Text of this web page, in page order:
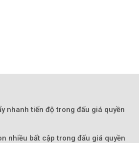
nhanh tiến độ trong đấu giá quyền
nhiều bất cập trong đấu giá quyền